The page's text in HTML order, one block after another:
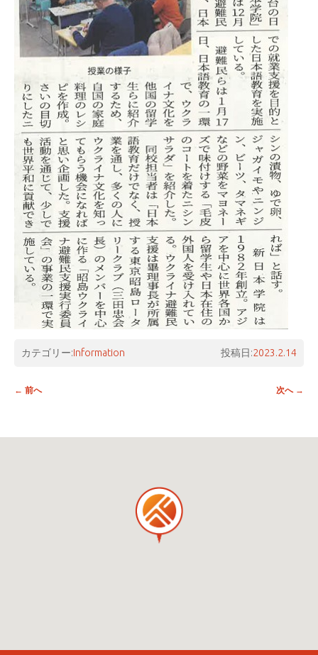
カテゴリー:Information 投稿日:2023.2.14
投稿ナビゲーション
← 前へ 次へ →